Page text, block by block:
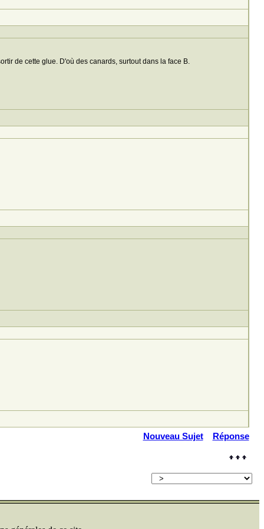
de cette glue. D'où des canards, surtout dans la face B.
Nouveau Sujet Réponse